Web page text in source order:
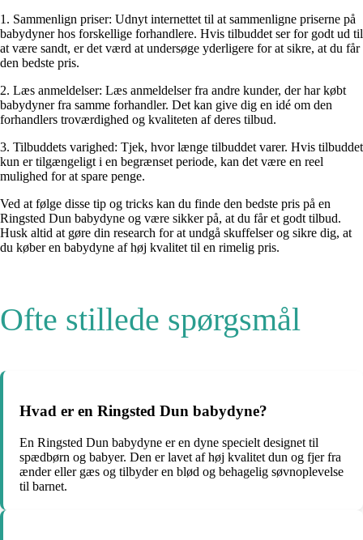
1. Sammenlign priser: Udnyt internettet til at sammenligne priserne på
babydyner hos forskellige forhandlere. Hvis tilbuddet ser for godt ud til
at være sandt, er det værd at undersøge yderligere for at sikre, at du får
den bedste pris.
2. Læs anmeldelser: Læs anmeldelser fra andre kunder, der har købt
babydyner fra samme forhandler. Det kan give dig en idé om den
forhandlers troværdighed og kvaliteten af deres tilbud.
3. Tilbuddets varighed: Tjek, hvor længe tilbuddet varer. Hvis tilbuddet
kun er tilgængeligt i en begrænset periode, kan det være en reel
mulighed for at spare penge.
Ved at følge disse tip og tricks kan du finde den bedste pris på en
Ringsted Dun babydyne og være sikker på, at du får et godt tilbud.
Husk altid at gøre din research for at undgå skuffelser og sikre dig, at
du køber en babydyne af høj kvalitet til en rimelig pris.
Ofte stillede spørgsmål
Hvad er en Ringsted Dun babydyne?
En Ringsted Dun babydyne er en dyne specielt designet til
spædbørn og babyer. Den er lavet af høj kvalitet dun og fjer fra
ænder eller gæs og tilbyder en blød og behagelig søvnoplevelse
til barnet.